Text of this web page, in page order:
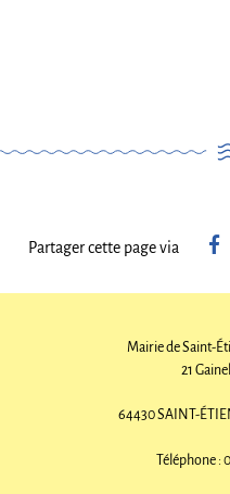
Partager cette page via
Mairie de Saint-
21
64430 SAINT-
Téléphone :